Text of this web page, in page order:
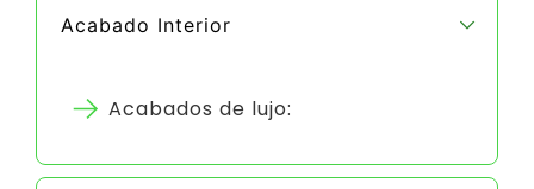
Acabado Interior
Acabados de lujo: